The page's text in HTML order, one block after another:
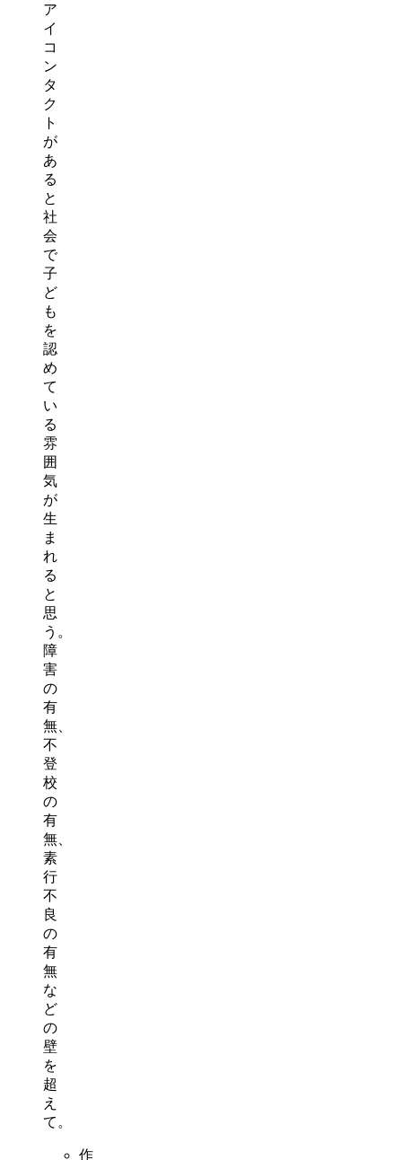
ア
イ
コ
ン
タ
ク
ト
が
あ
る
と
社
会
で
子
ど
も
を
認
め
て
い
る
雰
囲
気
が
生
ま
れ
る
と
思
う。
障
害
の
有
無、
不
登
校
の
有
無、
素
行
不
良
の
有
無
な
ど
の
壁
を
超
え
て。
作